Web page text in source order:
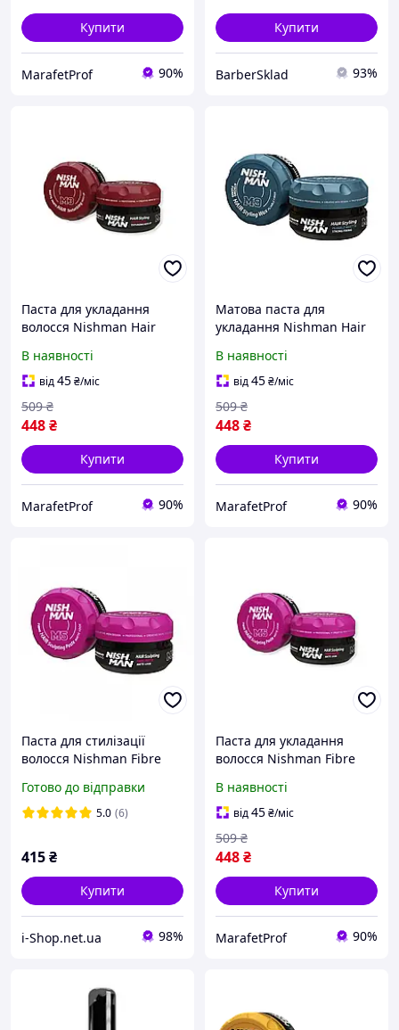
Купити
MarafetProf 90%
Купити
BarberSklad 93%
Паста для укладання
волосся Nishman Hair
ml
В наявності
від45₴/міс
448₴
509 ₴
Купити
MarafetProf 90%
Матова паста для
укладання Nishman Hair
ml
В наявності
від45₴/міс
448₴
509 ₴
Купити
MarafetProf 90%
Паста для стилізації
волосся Nishman Fibre
M5 100 мл
Готово до відправки
5.0 (6)
415₴
Купити
i-Shop.net.ua 98%
Паста для укладання
волосся Nishman Fibre
мл
В наявності
від45₴/міс
448₴
509 ₴
Купити
MarafetProf 90%